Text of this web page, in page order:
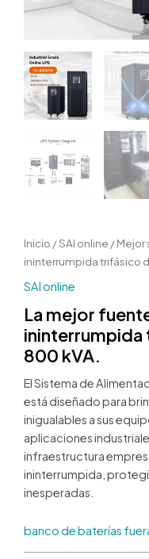
Inicio /SAI online / Mejor
ininterrumpida trifásico
SAI online
La mejor
ininterrumpida
800 kVA.
El Sistema de
está diseñado para
inigualables a sus
aplicaciones
infraestructura
ininterrumpida,
inesperadas.
banco de baterías